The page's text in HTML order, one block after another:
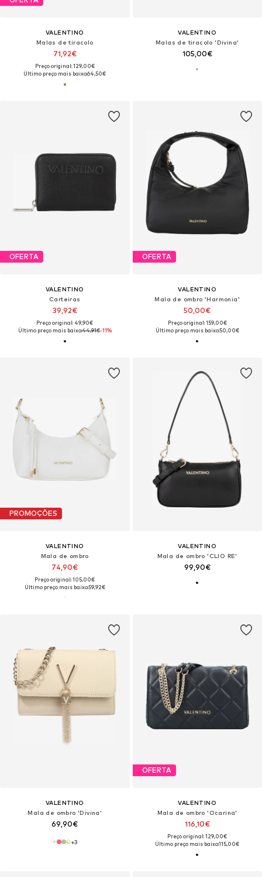
VALENTINO
Malas de tiracolo
71,92€
Preço original: 129,00€
Último preço mais baixo:64,50€
VALENTINO
Malas de tiracolo 'Divina'
105,00€
OFERTA
VALENTINO
Carteiras
39,92€
Preço original: 49,90€
Último preço mais baixo:44,91€-11%
OFERTA
VALENTINO
Mala de ombro 'Harmonia'
50,00€
Preço original: 159,00€
Último preço mais baixo:50,00€
PROMOÇÕES
VALENTINO
Mala de ombro
74,90€
Preço original: 105,00€
Último preço mais baixo:59,92€
VALENTINO
Mala de ombro 'CLIO RE'
99,90€
VALENTINO
Mala de ombro 'Divina'
69,90€
+3
OFERTA
VALENTINO
Mala de ombro 'Ocarina'
116,10€
Preço original: 129,00€
Último preço mais baixo:115,00€